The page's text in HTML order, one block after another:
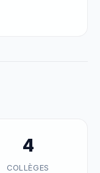
4
COLLÈGES